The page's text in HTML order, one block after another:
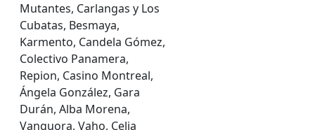
Mutantes, Carlangas y Los
Cubatas, Besmaya,
Karmento, Candela Gómez,
Colectivo Panamera,
Repion, Casino Montreal,
Ángela González, Gara
Durán, Alba Morena,
Vanguora, Vaho, Celia